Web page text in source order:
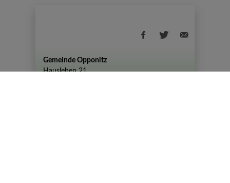
Gemeinde Opponitz
Hauslehen 21